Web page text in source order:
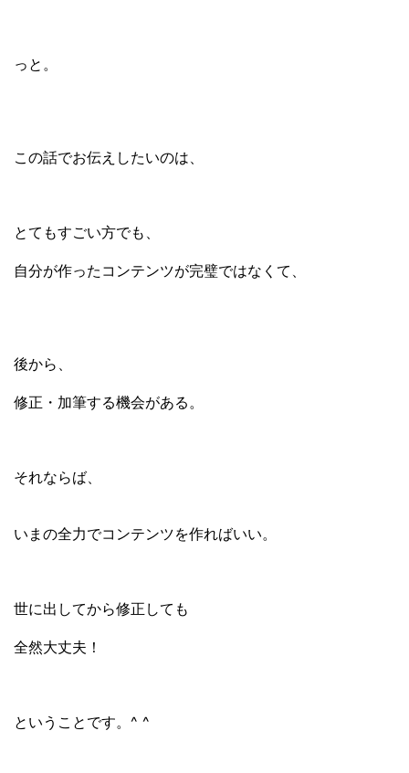
っと。
この話でお伝えしたいのは、
とてもすごい方でも、
自分が作ったコンテンツが完璧ではなくて、
後から、
修正・加筆する機会がある。
それならば、
いまの全力でコンテンツを作ればいい。
世に出してから修正しても
全然大丈夫！
ということです。^ ^